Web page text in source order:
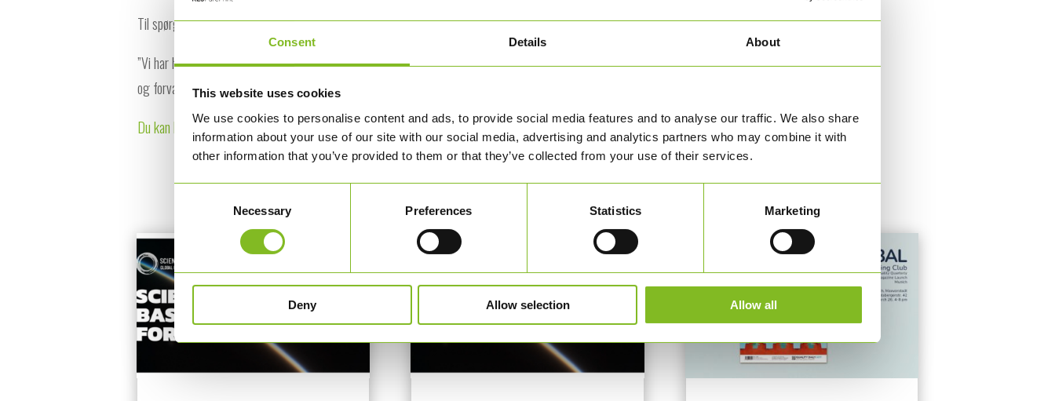
Consent Details About
This website uses cookies
We use cookies to personalise content and ads, to provide social media features and to analyse our traffic. We also share
information about your use of our site with our social media, advertising and analytics partners who may combine it with
other information that you’ve provided to them or that they’ve collected from your use of their services.
Necessary Preferences Statistics Marketing
Deny Allow selection Allow all
Til spørgsmålet om, hvordan hun generelt har oplevet samarbejdet med KLS PurePrint, svarer Marianne:
”Vi har haft et rigtig godt samarbejde. Særligt med grafikerne, der virkelig har formået at følge vores ideer
og forvandle dem til en rigtig flot emballage.”
Du kan læse mere om BabyDans bæredygtige produktserie her.